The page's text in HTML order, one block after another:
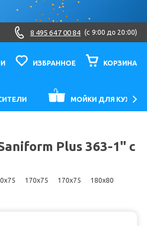
8 495 647 00 84 (c 9:00 до 20:00)
ИЗБРАННОЕ КОРЗИНА
МОЙКИ ДЛЯ КУХНИ
Plus 363-1" с
170x75 170x75
180x80